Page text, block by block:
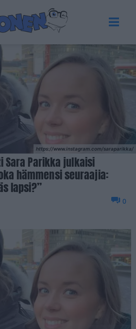
https://www.instagram.com/saraparikka/
Sara Parikka julkaisi
hämmensi seuraajia:
lapsi?”
0